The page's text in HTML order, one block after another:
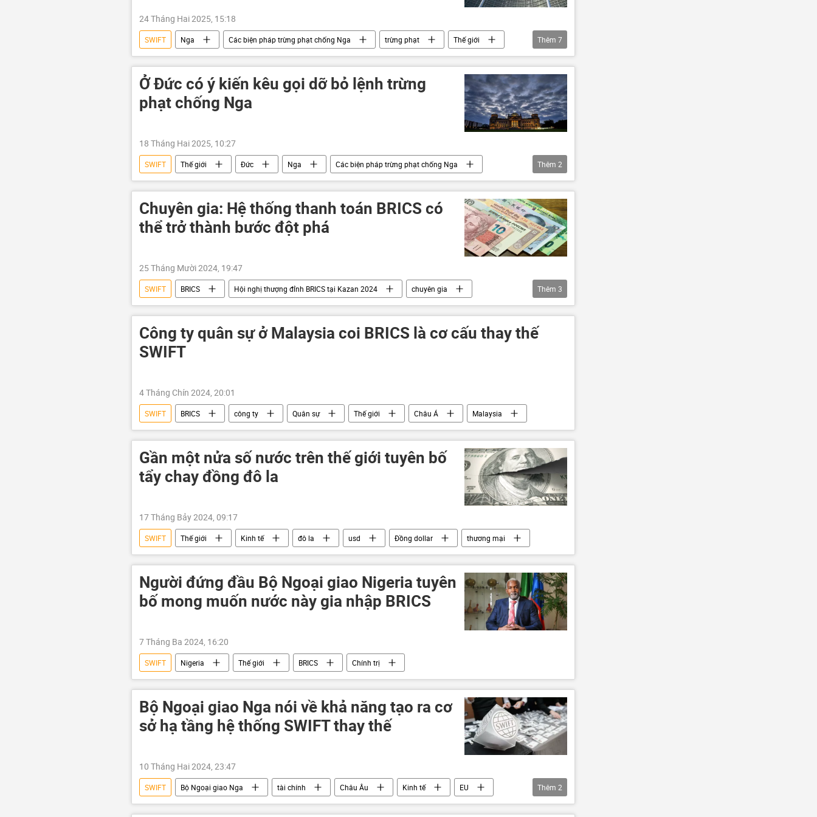
24 Tháng Hai 2025, 15:18
SWIFT Nga Các biện pháp trừng phạt chống Nga trừng phạt
Thế giới
Kinh tế
phương Tây Hội đồng EU EU Châu Âu
Chính trị
Vladimir Putin
Thêm 7
Ở Đức có ý kiến kêu gọi dỡ bỏ lệnh trừng
phạt chống Nga
18 Tháng Hai 2025, 10:27
SWIFT Thế giới Đức Nga
Các biện pháp trừng phạt chống Nga
trừng phạt
Châu Âu
Thêm 2
Chuyên gia: Hệ thống thanh toán BRICS có
thể trở thành bước đột phá
25 Tháng Mười 2024, 19:47
SWIFT BRICS Hội nghị thượng đỉnh BRICS tại Kazan 2024
chuyên gia
phương Tây
Kinh tế Thế giới
Thêm 3
Công ty quân sự ở Malaysia coi BRICS là cơ cấu thay thế
SWIFT
4 Tháng Chín 2024, 20:01
SWIFT BRICS công ty Quân sự Thế giới Châu Á Malaysia
Gần một nửa số nước trên thế giới tuyên bố
tẩy chay đồng đô la
17 Tháng Bảy 2024, 09:17
SWIFT Thế giới Kinh tế đô la usd Đồng dollar thương mại
Người đứng đầu Bộ Ngoại giao Nigeria tuyên
bố mong muốn nước này gia nhập BRICS
7 Tháng Ba 2024, 16:20
SWIFT Nigeria Thế giới BRICS Chính trị
Bộ Ngoại giao Nga nói về khả năng tạo ra cơ
sở hạ tầng hệ thống SWIFT thay thế
10 Tháng Hai 2024, 23:47
SWIFT Bộ Ngoại giao Nga tài chính Châu Âu Kinh tế
EU
Ngân hàng Trung ương châu Âu
Thế giới
Thêm 2